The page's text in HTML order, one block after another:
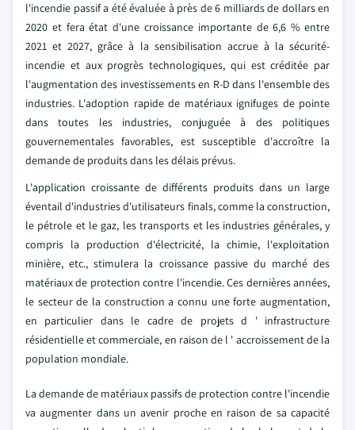
l'incendie passif a été évaluée à près de 6 milliards de dollars en
2020 et fera état d'une croissance importante de 6,6 % entre
2021 et 2027, grâce à la sensibilisation accrue à la sécurité-
incendie et aux progrès technologiques, qui est créditée par
l'augmentation des investissements en R-D dans l'ensemble des
industries. L'adoption rapide de matériaux ignifuges de pointe
dans toutes les industries, conjuguée à des politiques
gouvernementales favorables, est susceptible d'accroître la
demande de produits dans les délais prévus.
L'application croissante de différents produits dans un large
éventail d'industries d'utilisateurs finals, comme la construction,
le pétrole et le gaz, les transports et les industries générales, y
compris la production d'électricité, la chimie, l'exploitation
minière, etc., stimulera la croissance passive du marché des
matériaux de protection contre l'incendie. Ces dernières années,
le secteur de la construction a connu une forte augmentation,
en particulier dans le cadre de projets d ' infrastructure
résidentielle et commerciale, en raison de l ' accroissement de la
population mondiale.
La demande de matériaux passifs de protection contre l'incendie
va augmenter dans un avenir proche en raison de sa capacité